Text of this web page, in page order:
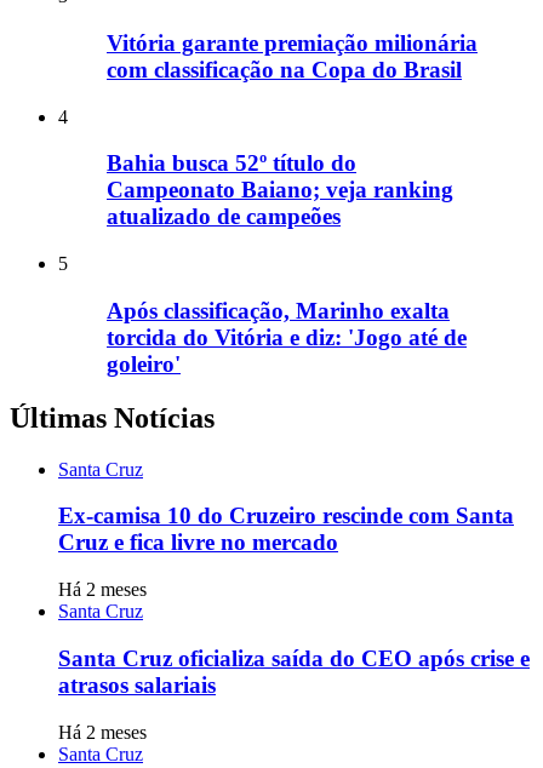
Vitória garante premiação milionária
com classificação na Copa do Brasil
4
Bahia busca 52º título do
Campeonato Baiano; veja ranking
atualizado de campeões
5
Após classificação, Marinho exalta
torcida do Vitória e diz: 'Jogo até de
goleiro'
Últimas Notícias
Santa Cruz
Ex-camisa 10 do Cruzeiro rescinde com Santa
Cruz e fica livre no mercado
Há 2 meses
Santa Cruz
Santa Cruz oficializa saída do CEO após crise e
atrasos salariais
Há 2 meses
Santa Cruz